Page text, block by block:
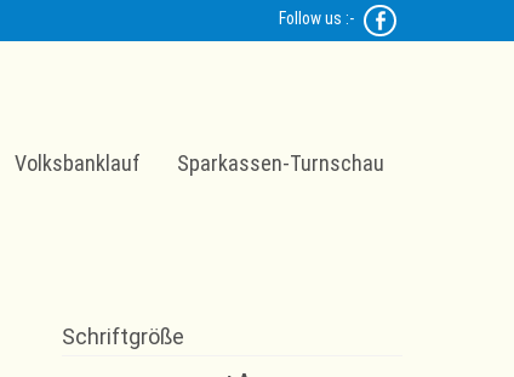
Follow us :-
Volksbanklauf Sparkassen-Turnschau
Schriftgröße
Decrease